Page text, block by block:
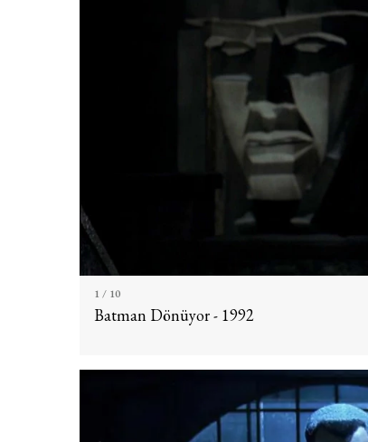
1 / 10
Batman Dönüyor - 1992